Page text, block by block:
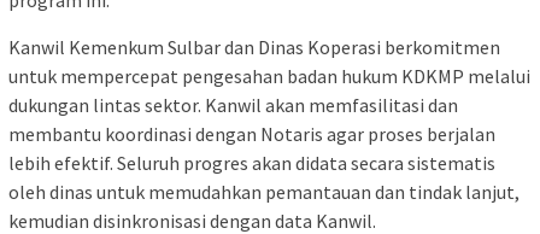
Kanwil Kemenkum Sulbar dan Dinas Koperasi berkomitmen
untuk mempercepat pengesahan badan hukum KDKMP melalui
dukungan lintas sektor. Kanwil akan memfasilitasi dan
membantu koordinasi dengan Notaris agar proses berjalan
lebih efektif. Seluruh progres akan didata secara sistematis
oleh dinas untuk memudahkan pemantauan dan tindak lanjut,
kemudian disinkronisasi dengan data Kanwil.